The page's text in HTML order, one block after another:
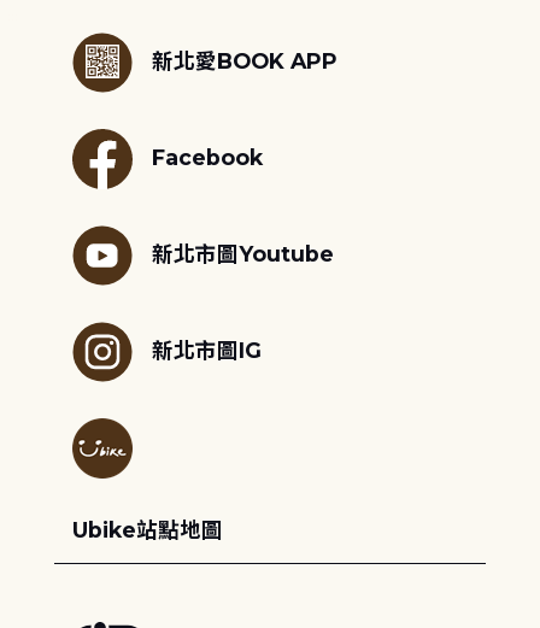
新北愛BOOK APP
Facebook
新北市圖Youtube
新北市圖IG
Ubike站點地圖